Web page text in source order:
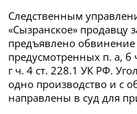
Следственным
«Сызранское» продавцу
предъявлено
предусмотренных п. а, б
г ч. 4 ст. 228.1 УК РФ.
одно производство и с
направлены в суд для